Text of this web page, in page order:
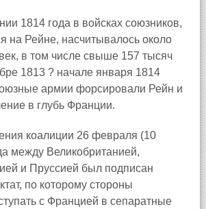
1814 года в войсках союзников,
на Рейне, насчитывалось около
в том числе свыше 157 тысяч
1813 ? начале января 1814
армии форсировали Рейн и
в глубь Франции.
коалиции 26 февраля (10
между Великобританией,
и Пруссией был подписан
по которому стороны
с Францией в сепаратные